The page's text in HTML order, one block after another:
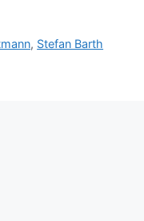
, Stefan Barth